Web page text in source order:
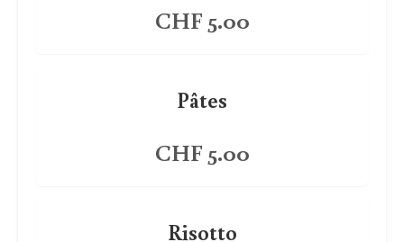
CHF 5.00
Pâtes
CHF 5.00
Risotto